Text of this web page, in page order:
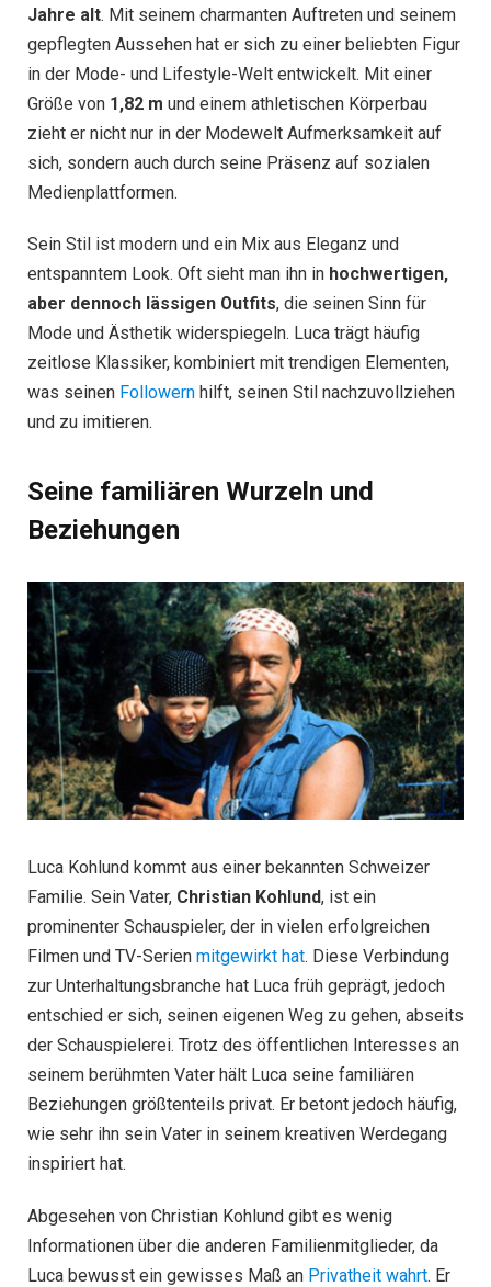
Jahre alt. Mit seinem charmanten Auftreten und seinem
gepflegten Aussehen hat er sich zu einer beliebten Figur
in der Mode- und Lifestyle-Welt entwickelt. Mit einer
Größe von 1,82 m und einem athletischen Körperbau
zieht er nicht nur in der Modewelt Aufmerksamkeit auf
sich, sondern auch durch seine Präsenz auf sozialen
Medienplattformen.
Sein Stil ist modern und ein Mix aus Eleganz und
entspanntem Look. Oft sieht man ihn in hochwertigen,
aber dennoch lässigen Outfits, die seinen Sinn für
Mode und Ästhetik widerspiegeln. Luca trägt häufig
zeitlose Klassiker, kombiniert mit trendigen Elementen,
was seinen Followern hilft, seinen Stil nachzuvollziehen
und zu imitieren.
Seine familiären Wurzeln und
Beziehungen
Luca Kohlund kommt aus einer bekannten Schweizer
Familie. Sein Vater, Christian Kohlund, ist ein
prominenter Schauspieler, der in vielen erfolgreichen
Filmen und TV-Serien mitgewirkt hat. Diese Verbindung
zur Unterhaltungsbranche hat Luca früh geprägt, jedoch
entschied er sich, seinen eigenen Weg zu gehen, abseits
der Schauspielerei. Trotz des öffentlichen Interesses an
seinem berühmten Vater hält Luca seine familiären
Beziehungen größtenteils privat. Er betont jedoch häufig,
wie sehr ihn sein Vater in seinem kreativen Werdegang
inspiriert hat.
Abgesehen von Christian Kohlund gibt es wenig
Informationen über die anderen Familienmitglieder, da
Luca bewusst ein gewisses Maß an Privatheit wahrt. Er